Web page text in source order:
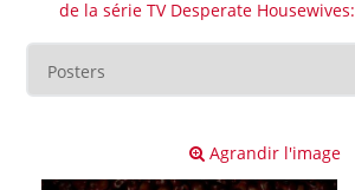
de la série TV Desperate Housewives:
Agrandir l'image